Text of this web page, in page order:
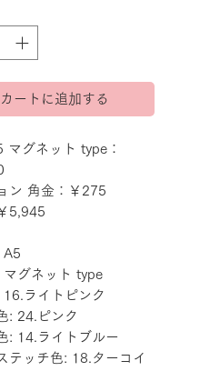
カートに追加する
マグネット type：
ン 角金：￥275
5,945
A5
マグネット type
16.ライトピンク
: 24.ピンク
: 14.ライトブルー
テッチ色: 18.ターコイ